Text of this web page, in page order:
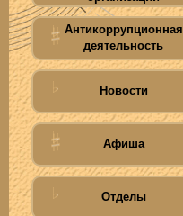
Антикоррупционная
деятельность
Новости
Афиша
Отделы